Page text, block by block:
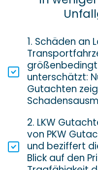
1. Schäden an
unterschätzt:
Gutachten
2. LKW
von PKW
und beziffert
Blick auf den